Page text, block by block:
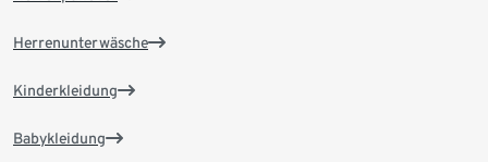
Herrenunterwäsche
Kinderkleidung
Babykleidung